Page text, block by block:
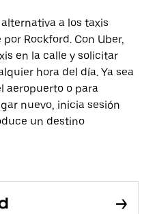
a los taxis
Rockford. Con Uber,
en la calle y solicitar
hora del día. Ya sea
aeropuerto o para
nuevo, inicia sesión
un destino